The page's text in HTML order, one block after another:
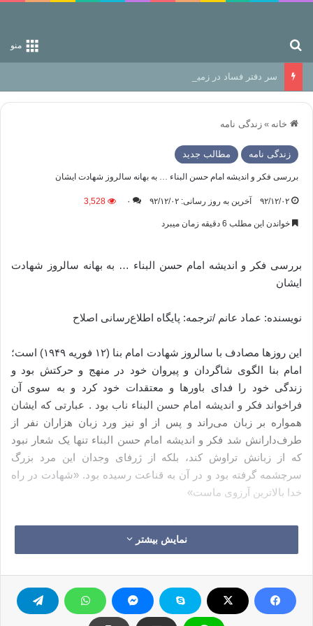
منو
سر دفتر فساد در زمین‌، دوری وکناره‌گیری از راه خداست‌!
خانه » زندگی نامه
زندگی نامه مطالب جدید
بررسی فکر و اندیشه امام حسن البناء … به بهانه سالروز شهادت ایشان
۹۲/۱۲/۰۲ آخرین به روز رسانی: ۹۲/۱۲/۰۲ ۰ 3,528
خواندن این مطلب 6 دقیقه زمان میبرد
بررسی فکر و اندیشه امام حسن البناء … به بهانه سالروز شهادت
ایشان
نویسنده: عماد عانم /ترجمه: پایگاه‌ اطلاع‌رسانی اصلاح
این روز‌ها مصادف با سالروز شهادت امام بنا (۱۲ فوریه ۱۹۴۹) است؛
امام بنا الگوی شاگردان و پیروان خود در منهج و حرکتش بود و
زندگی خود را فدای باور‌ها و معتقدات خود کرد و به سوی آن
فراخواند فکر و اندیشه امام حسن البناء ناب بود . عبارتی که ایشان
همواره بر زبان می‌راند و پس از او نیز ورد زبان هزاران نفر از
طرف‌دارانش شد فکر و اندیشه امام حسن البناء تنها یک شعار نبود
که از زبانش تراوش کند، بلکه از ژرفای وجدان این مرد بزرگ
سرچشمه گرفته بود و در آن به قناعت رسیده بود. «شهادت در راه
خدا بالا‌ترین آرزوی‌ ماست»
جمله‌ی زیبایی که در طول زندگی با آن می‌زیست و در ‌‌نهایت نیز عمر
پربرکتش با آن به پایان رسید؛ تا بدین‌وسیله آن معادله‌ای که
به صورت عروس‌هایی از شمع باقی می‌ماند و هر‌گاه در راه آن
بمیریم روح زندگی در کالبد آن دمیده می‌شود». هر دو بزرگوار
اینگونه مُردند به خاطر سخنانی که گفتند و در راه آنجانشان را نثار
نمایش بیشتر